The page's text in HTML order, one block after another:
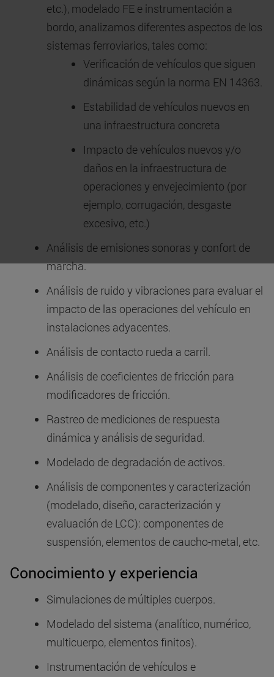
etc.), modelado FE e instrumentación a
bordo, analizamos diferentes aspectos de los
sistemas ferroviarios, tales como:
Verificación de vehículos que siguen
dinámicas según la norma EN 14363.
Estabilidad de vehículos nuevos en
una infraestructura concreta
Impacto de vehículos nuevos y/o
daños en la infraestructura de
operaciones y envejecimiento (por
ejemplo, corrugación, desgaste
excesivo, etc.)
Análisis de emisiones sonoras y confort de
marcha.
Análisis de ruido y vibraciones para evaluar el
impacto de las operaciones del vehículo en
instalaciones adyacentes.
Análisis de contacto rueda a carril.
Análisis de coeficientes de fricción para
modificadores de fricción.
Rastreo de mediciones de respuesta
dinámica y análisis de seguridad.
Modelado de degradación de activos.
Análisis de componentes y caracterización
(modelado, diseño, caracterización y
evaluación de LCC): componentes de
suspensión, elementos de caucho-metal, etc.
Conocimiento y experiencia
Simulaciones de múltiples cuerpos.
Modelado del sistema (analítico, numérico,
multicuerpo, elementos finitos).
Instrumentación de vehículos e